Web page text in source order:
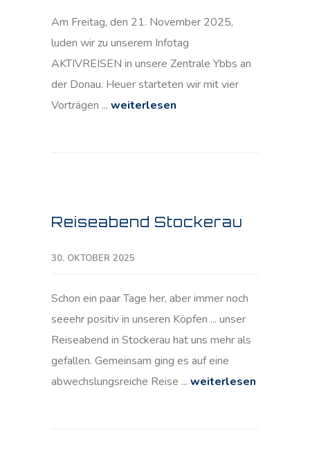
Am Freitag, den 21. November 2025,
luden wir zu unserem Infotag
AKTIVREISEN in unsere Zentrale Ybbs an
der Donau. Heuer starteten wir mit vier
Vorträgen ... weiterlesen
Reiseabend Stockerau
30. OKTOBER 2025
Schon ein paar Tage her, aber immer noch
seeehr positiv in unseren Köpfen ... unser
Reiseabend in Stockerau hat uns mehr als
gefallen. Gemeinsam ging es auf eine
abwechslungsreiche Reise ... weiterlesen